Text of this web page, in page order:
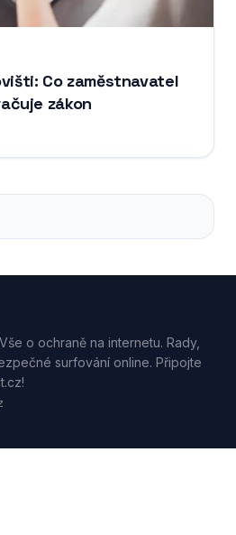
Co zaměstnavatel
zákon
o ochraně na internetu. Rady,
surfování online. Připojte